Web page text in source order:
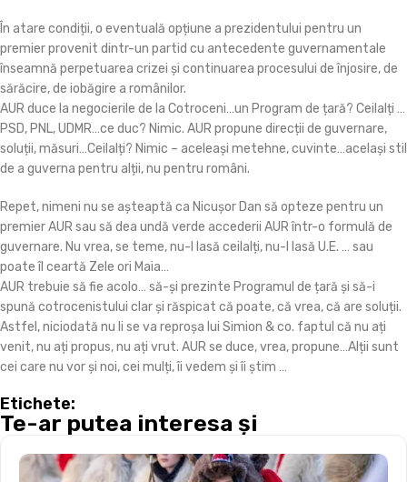
În atare condiții, o eventuală opțiune a prezidentului pentru un
premier provenit dintr-un partid cu antecedente guvernamentale
înseamnă perpetuarea crizei și continuarea procesului de înjosire, de
sărăcire, de iobăgire a românilor.
AUR duce la negocierile de la Cotroceni…un Program de țară? Ceilalți …
PSD, PNL, UDMR…ce duc? Nimic. AUR propune direcții de guvernare,
soluții, măsuri…Ceilalți? Nimic – aceleași metehne, cuvinte…același stil
de a guverna pentru alții, nu pentru români.
Repet, nimeni nu se așteaptă ca Nicușor Dan să opteze pentru un
premier AUR sau să dea undă verde accederii AUR într-o formulă de
guvernare. Nu vrea, se teme, nu-l lasă ceilalți, nu-l lasă U.E. … sau
poate îl ceartă Zele ori Maia…
AUR trebuie să fie acolo… să-și prezinte Programul de țară și să-i
spună cotrocenistului clar și răspicat că poate, că vrea, că are soluții.
Astfel, niciodată nu li se va reproșa lui Simion & co. faptul că nu ați
venit, nu ați propus, nu ați vrut. AUR se duce, vrea, propune…Alții sunt
cei care nu vor și noi, cei mulți, îi vedem și îi știm …
Etichete:
Te-ar putea interesa și